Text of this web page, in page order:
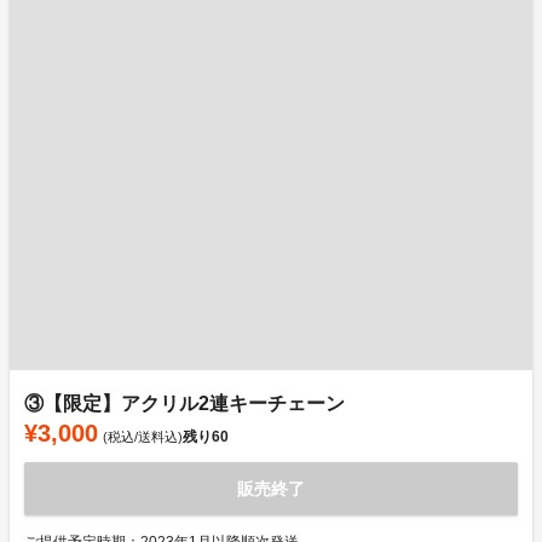
③【限定】アクリル2連キーチェーン
¥3,000 (税込/送料込)残り60
販売終了